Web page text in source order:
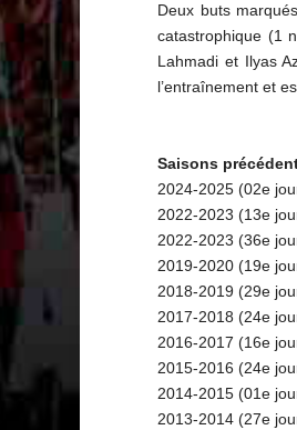
Deux buts
catastrophique (1
Lahmadi et Ilyas
l’entraînement et
Saisons
2024-2025 (02e
2022-2023 (13e
2022-2023 (36e
2019-2020 (19e
2018-2019 (29e
2017-2018 (24e
2016-2017 (16e
2015-2016 (24e
2014-2015 (01e
2013-2014 (27e